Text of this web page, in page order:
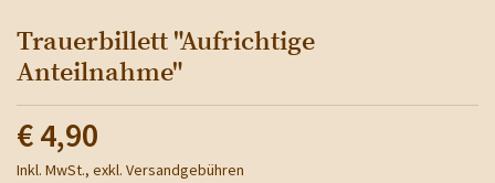
Trauerbillett "Aufrichtige
Anteilnahme"
€ 4,90
Inkl. MwSt., exkl. Versandgebühren